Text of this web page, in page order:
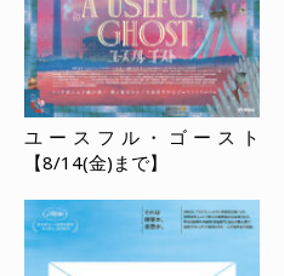
ユースフル・ゴースト
【8/14(金)まで】